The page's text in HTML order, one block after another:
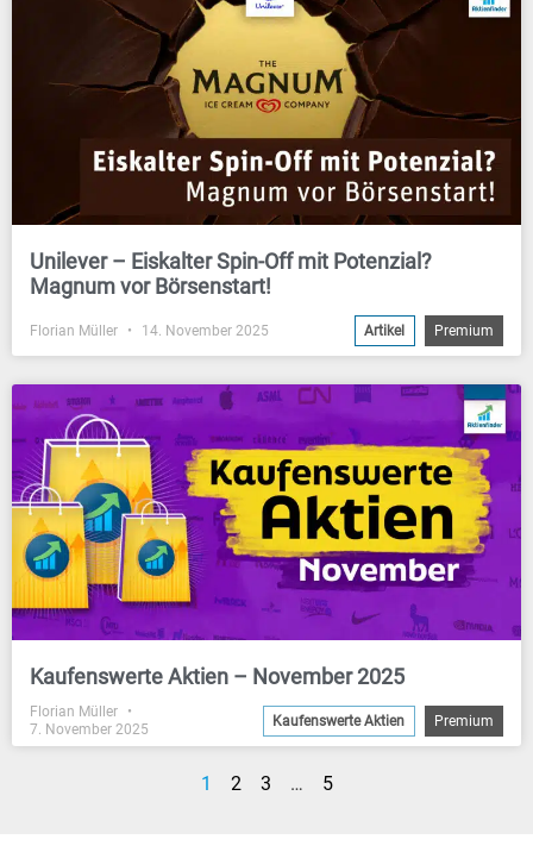
Unilever – Eiskalter Spin-Off mit Potenzial?
Magnum vor Börsenstart!
Florian Müller 14. November 2025 Artikel Premium
Kaufenswerte Aktien – November 2025
Florian Müller
7. November 2025
Kaufenswerte Aktien Premium
1 2 3 … 5